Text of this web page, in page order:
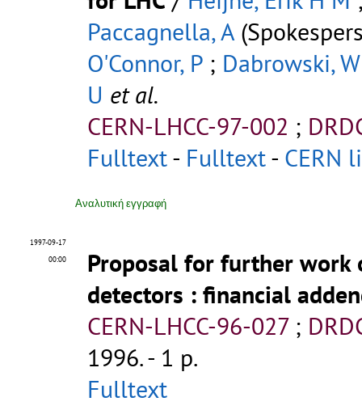
Paccagnella, A
O'Connor, P ; Dabrowski, W
U et al.
CERN-LHCC-97-002 ;
Fulltext- Fulltext- CERN
Αναλυτική εγγραφή
1997-09-17
00:00
Proposal for further work
detectors : financial
CERN-LHCC-96-027;
1996. - 1 p.
Fulltext